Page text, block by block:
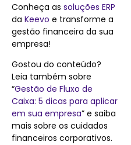
Conheça as soluções ERP
da Keevo e transforme a
gestão financeira da sua
empresa!
Gostou do conteúdo?
Leia também sobre
“Gestão de Fluxo de
Caixa: 5 dicas para aplicar
em sua empresa” e saiba
mais sobre os cuidados
financeiros corporativos.